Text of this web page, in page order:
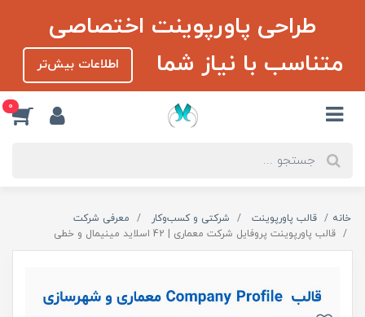
طراحی پاورپوینت اختصاصی
متناسب با نیاز شما
اطلاعات بیش‌تر
0
خانه قالب پاورپوینت شرکتی و کسب‌و‌کار
معرفی شرکت
قالب پاورپوینت پروفایل شرکت معماری | 42 اسلاید مینیمال و خطی